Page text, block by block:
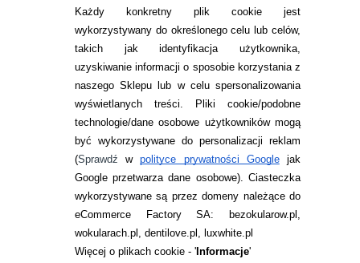
Każdy konkretny plik cookie jest
wykorzystywany do określonego celu lub celów,
takich jak identyfikacja użytkownika,
uzyskiwanie informacji o sposobie korzystania z
naszego Sklepu lub w celu spersonalizowania
wyświetlanych treści.
Pliki cookie/podobne
technologie/dane osobowe użytkowników mogą
być wykorzystywane do personalizacji reklam
(Sprawdźwpolityce prywatności Googlejak
Google przetwarza dane osobowe). Ciasteczka
wykorzystywane są przez domeny należące do
eCommerce Factory SA: bezokularow.pl,
wokularach.pl, dentilove.pl, luxwhite.pl
Więcej o plikach cookie - 'Informacje'
ACUVUE® OASYS MULTIFOCAL
133,99pln